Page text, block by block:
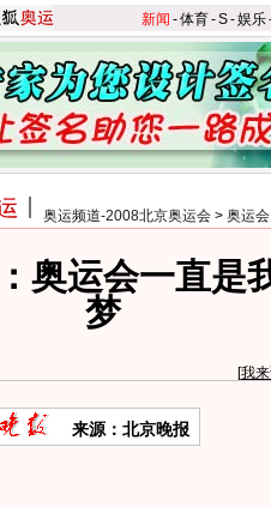
新闻 -体育-S-娱乐
奥运频道-2008北京奥运会 > 奥运
奥运会一直是
梦
[我
来源：北京晚报